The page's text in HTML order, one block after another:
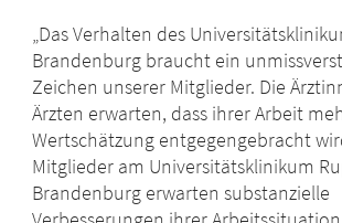
„Das Verhalten des
Brandenburg braucht ein
Zeichen unserer Mitglieder. Die
Ärzten erwarten, dass ihrer Arbeit
Wertschätzung entgegengebracht
Mitglieder am Universitätsklinikum
Brandenburg erwarten substanzielle